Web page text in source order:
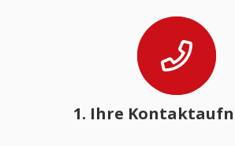
1. Ihre